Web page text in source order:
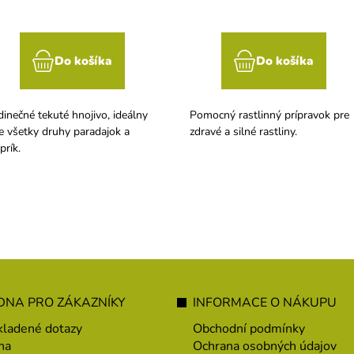
Do košíka
tekuté hnojivo, ideálny
všetky druhy paradajok a
Do košíka
Pomocný rastlinný prípravok pre
zdravé a silné rastliny.
PRO ZÁKAZNÍKY
dotazy
INFORMACE O NÁKUPU
Obchodní podmínky
Ochrana osobných údajov